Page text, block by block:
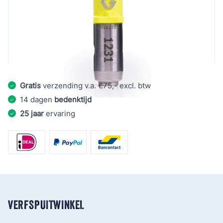
Gratis verzending v.a. €75,- excl. btw
14 dagen bedenktijd
25 jaar ervaring
VERFSPUITWINKEL